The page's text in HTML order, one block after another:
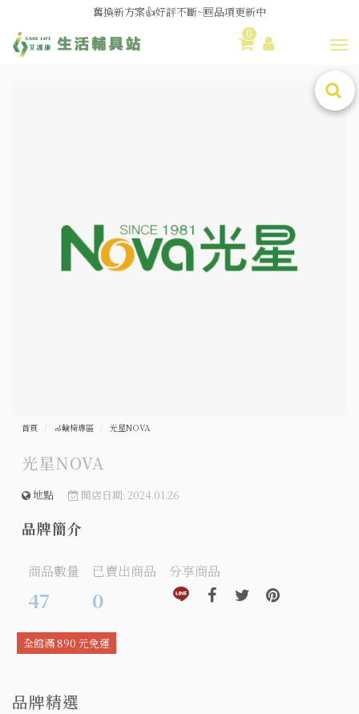
媽媽社團推薦❗歐姆龍NE-U100噴霧器❗躺著噴也👌
舊換新方案👍好評不斷~🆕品項更新中
0
首頁 🦽輪椅專區 光星NOVA
光星NOVA
地點 開店日期: 2024.01.26
品牌簡介
商品數量
47
已賣出商品
0
分享商品
分享到line(另開視窗)
分享到facebook(另開視窗)
分享到twitter(另開視
分享到
全館滿 890 元免運
品牌精選